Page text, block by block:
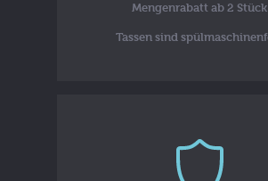
Mengenrabatt ab 2 Stück
Tassen sind